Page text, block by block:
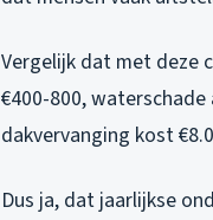
Vergelijk dat met deze
€400-800,
dakvervanging kost
Dus ja, dat jaarlijkse